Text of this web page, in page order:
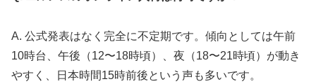
A. 公式発表はなく完全に不定期です。傾向としては午前
10時台、午後（12〜18時頃）、夜（18〜21時頃）が動き
やすく、日本時間15時前後という声も多いです。